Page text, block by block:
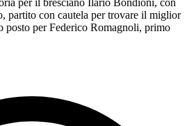
partito con cautela per trovare il miglior
posto per Federico Romagnoli, primo